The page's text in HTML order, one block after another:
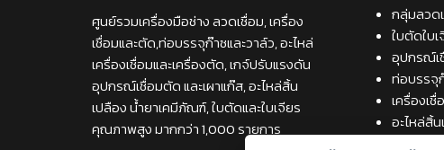
ศูนย์รวมเครื่องมือช่าง ลวดเชื่อม, เครื่อง
เชื่อมและตัด,ท่อบรรจุก๊าซและวาล์ว, อะไหล่
เครื่องเชื่อมและเครื่องตัด, เกจ์ปรับแรงดัน
อุปกรณ์เชื่อมตัด และเผาแก๊ส, อะไหล่สิ้น
เปลือง น้ำยาเคมีภัณฑ์, ใบตัดและใบเจียร
คุณภาพสูง มากกว่า 1,000 รายการ
กลุ่มลวด
ใบตัดใบ
อุปกรณ์เ
ท่อบรรจุ
เครื่องเ
อะไหล่สิ้